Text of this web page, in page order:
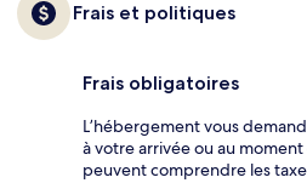
Frais et politiques
Frais obligatoires
L’hébergement vous
à votre arrivée ou au
peuvent comprendre les